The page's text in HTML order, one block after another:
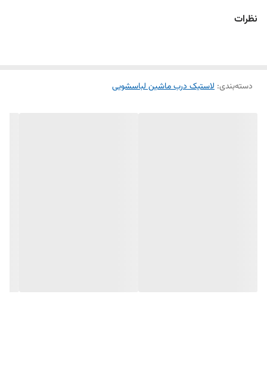
نظرات
دسته‌بندی: لاستیک درب ماشین لباسشویی